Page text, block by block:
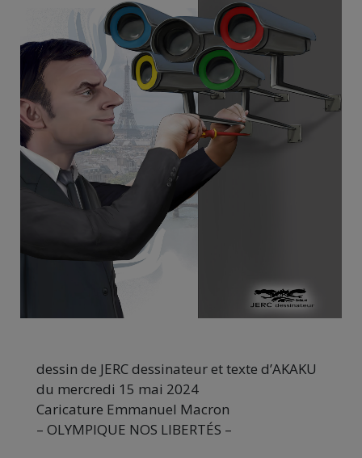
dessin de JERC dessinateur et texte d’AKAKU
du mercredi 15 mai 2024
Caricature Emmanuel Macron
– OLYMPIQUE NOS LIBERTÉS –